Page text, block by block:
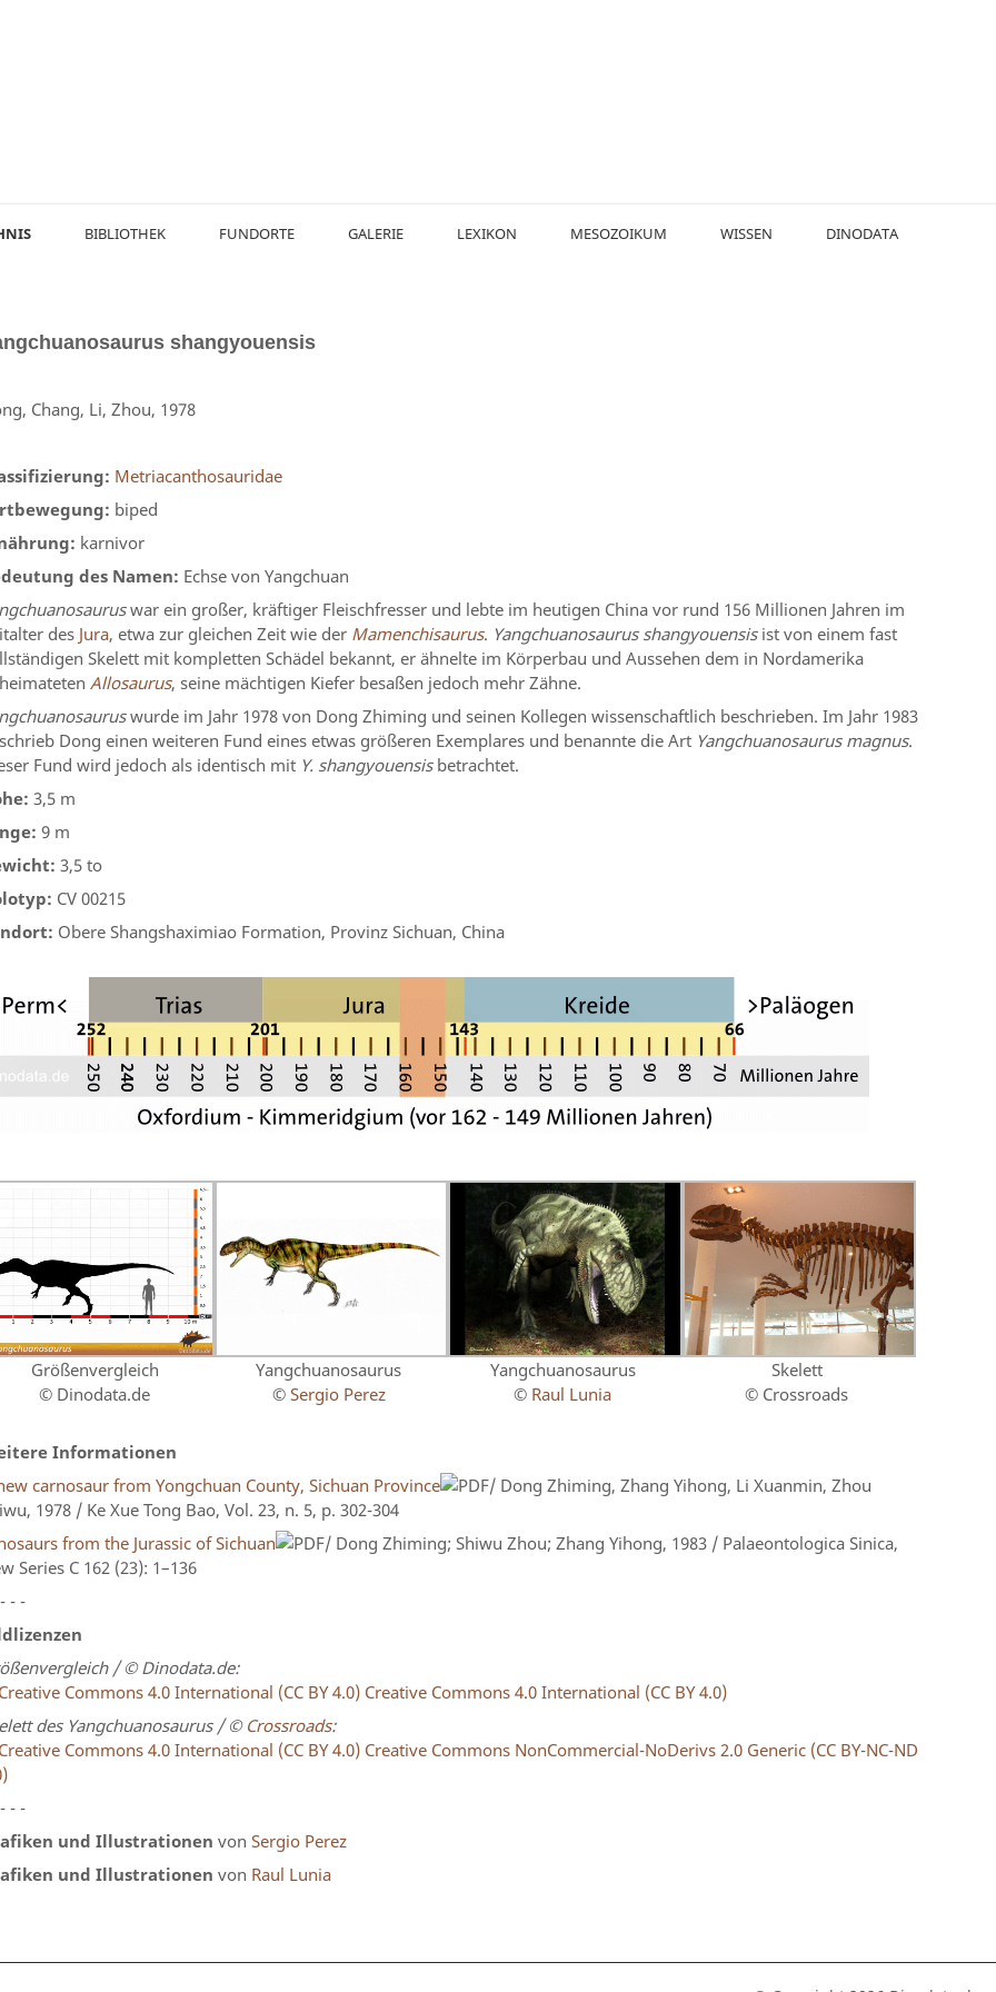
BIBLIOTHEK FUNDORTE GALERIE LEXIKON MESOZOIKUM WISSEN DINODATA
shangyouensis
Chang, Li, Zhou, 1978
Metriacanthosauridae
biped
karnivor
des Namen: Echse von Yangchuan
war ein großer, kräftiger Fleischfresser und lebte im heutigen China vor rund 156 Millionen Jahren im
des Jura, etwa zur gleichen Zeit wie der Mamenchisaurus. Yangchuanosaurus shangyouensisist von einem fast
Skelett mit kompletten Schädel bekannt, er ähnelte im Körperbau und Aussehen dem in Nordamerika
Allosaurus, seine mächtigen Kiefer besaßen jedoch mehr Zähne.
wurde im Jahr 1978 von Dong Zhiming und seinen Kollegen wissenschaftlich beschrieben. Im Jahr 1983
Dong einen weiteren Fund eines etwas größeren Exemplares und benannte die Art Yangchuanosaurus magnus.
Fund wird jedoch als identisch mit Y. shangyouensisbetrachtet.
3,5 m
9 m
3,5 to
CV 00215
Obere Shangshaximiao Formation, Provinz Sichuan, China
Größenvergleich
© Dinodata.de
Yangchuanosaurus
© Sergio Perez
Yangchuanosaurus
© Raul Lunia
Skelett
© Crossroads
Informationen
carnosaur from Yongchuan County, Sichuan Province
/ Dong Zhiming, Zhang Yihong, Li Xuanmin, Zhou
1978 / Ke Xue Tong Bao, Vol. 23, n. 5, p. 302-304
from the Jurassic of Sichuan
/ Dong Zhiming; Shiwu Zhou; Zhang Yihong, 1983 / Palaeontologica Sinica,
Series C 162 (23): 1–136
- -
/ © Dinodata.de:
Creative Commons 4.0 International (CC BY 4.0)
des Yangchuanosaurus / © Crossroads:
Creative Commons NonCommercial-NoDerivs 2.0 Generic (CC BY-NC-ND
- -
und Illustrationen von Sergio Perez
und Illustrationen von Raul Lunia